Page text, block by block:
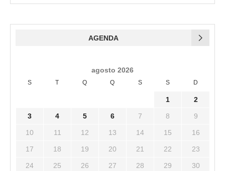
AGENDA
agosto 2026
S T Q Q S S D
1 2
3 4 5 6 7 8 9
10 11 12 13 14 15 16
17 18 19 20 21 22 23
24 25 26 27 28 29 30